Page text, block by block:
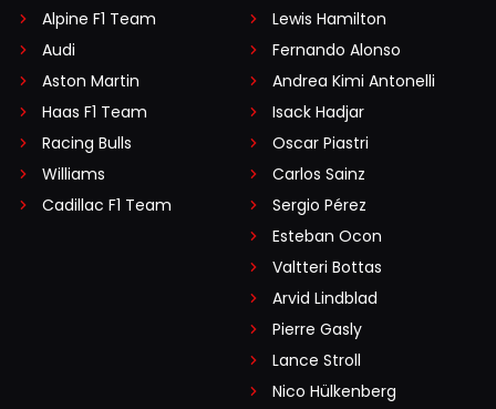
Alpine F1 Team
Audi
Aston Martin
Haas F1 Team
Racing Bulls
Williams
Cadillac F1 Team
Lewis Hamilton
Fernando Alonso
Andrea Kimi Antonelli
Isack Hadjar
Oscar Piastri
Carlos Sainz
Sergio Pérez
Esteban Ocon
Valtteri Bottas
Arvid Lindblad
Pierre Gasly
Lance Stroll
Nico Hülkenberg